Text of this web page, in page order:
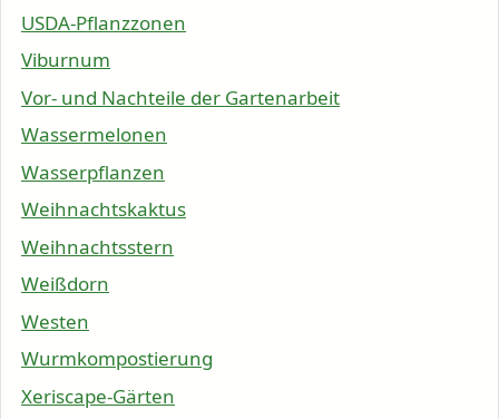
USDA-Pflanzzonen
Viburnum
Vor- und Nachteile der Gartenarbeit
Wassermelonen
Wasserpflanzen
Weihnachtskaktus
Weihnachtsstern
Weißdorn
Westen
Wurmkompostierung
Xeriscape-Gärten